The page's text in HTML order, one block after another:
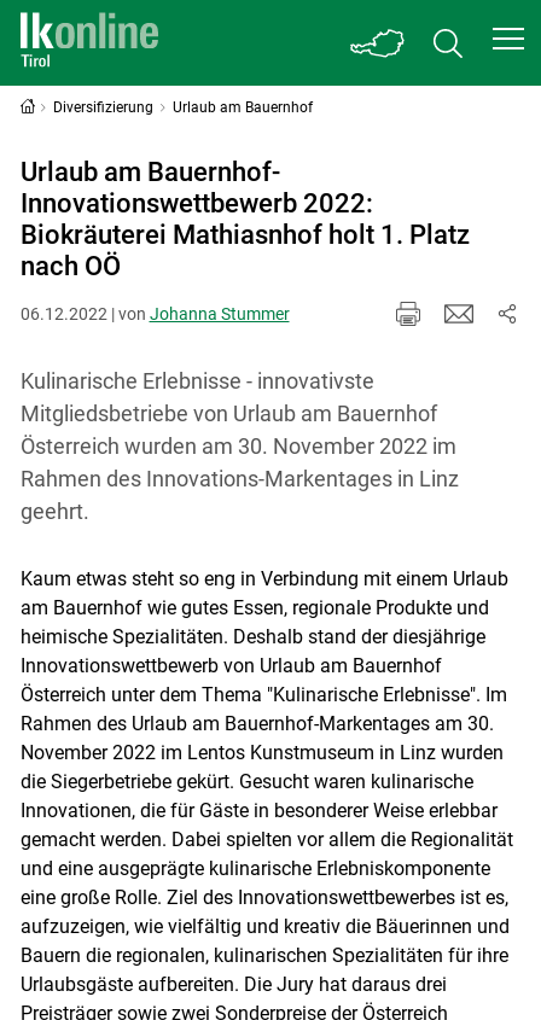
Diversifizierung Urlaub am Bauernhof
Urlaub am Bauernhof-
Innovationswettbewerb 2022:
Biokräuterei Mathiasnhof holt 1. Platz
nach OÖ
06.12.2022 | von Johanna Stummer
Kulinarische Erlebnisse - innovativste
Mitgliedsbetriebe von Urlaub am Bauernhof
Österreich wurden am 30. November 2022 im
Rahmen des Innovations-Markentages in Linz
geehrt.
Kaum etwas steht so eng in Verbindung mit einem Urlaub
am Bauernhof wie gutes Essen, regionale Produkte und
heimische Spezialitäten. Deshalb stand der diesjährige
Innovationswettbewerb von Urlaub am Bauernhof
Österreich unter dem Thema "Kulinarische Erlebnisse". Im
Rahmen des Urlaub am Bauernhof-Markentages am 30.
November 2022 im Lentos Kunstmuseum in Linz wurden
die Siegerbetriebe gekürt. Gesucht waren kulinarische
Innovationen, die für Gäste in besonderer Weise erlebbar
gemacht werden. Dabei spielten vor allem die Regionalität
und eine ausgeprägte kulinarische Erlebniskomponente
eine große Rolle. Ziel des Innovationswettbewerbes ist es,
aufzuzeigen, wie vielfältig und kreativ die Bäuerinnen und
Bauern die regionalen, kulinarischen Spezialitäten für ihre
Urlaubsgäste aufbereiten. Die Jury hat daraus drei
Preisträger sowie zwei Sonderpreise der Österreich